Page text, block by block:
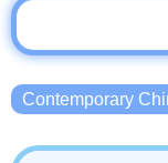
Contemporary